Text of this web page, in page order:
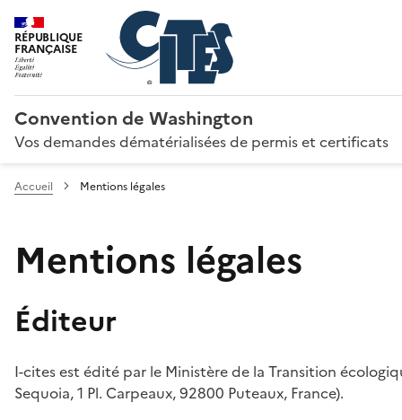
RÉPUBLIQUE
FRANÇAISE
Convention de Washington
Vos demandes dématérialisées de permis et certificats
Accueil Mentions légales
Mentions légales
Éditeur
I-cites est édité par le Ministère de la Transition
Sequoia, 1 Pl. Carpeaux, 92800 Puteaux, France).